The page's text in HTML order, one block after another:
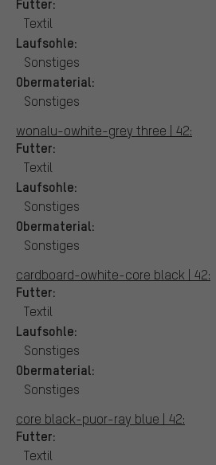
Textil
Laufsohle:
Sonstiges
Obermaterial:
Sonstiges
wonalu-owhite-grey three | 42:
Futter:
Textil
Laufsohle:
Sonstiges
Obermaterial:
Sonstiges
cardboard-owhite-core black | 42:
Futter:
Textil
Laufsohle:
Sonstiges
Obermaterial:
Sonstiges
core black-puor-ray blue | 42:
Futter:
Textil